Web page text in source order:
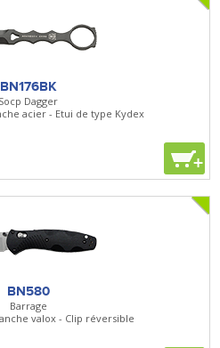
BN176BK
Socp Dagger
acier - Etui de type Kydex
+
BN580
Barrage
valox - Clip réversible